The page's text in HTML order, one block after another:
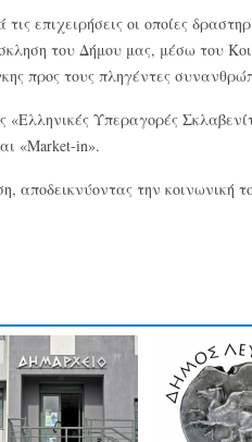
επιχειρήσεις οι οποίες
του Δήμου μας, μέσω του
προς τους πληγέντες
«Ελληνικές Υπεραγορές
«Market-in».
αποδεικνύοντας την κοινωνική